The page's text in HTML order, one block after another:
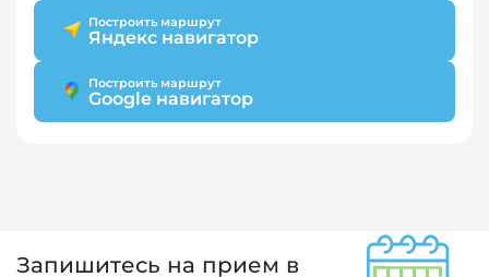
Построить маршрут
Яндекс навигатор
Построить маршрут
Google навигатор
Запишитесь на прием в